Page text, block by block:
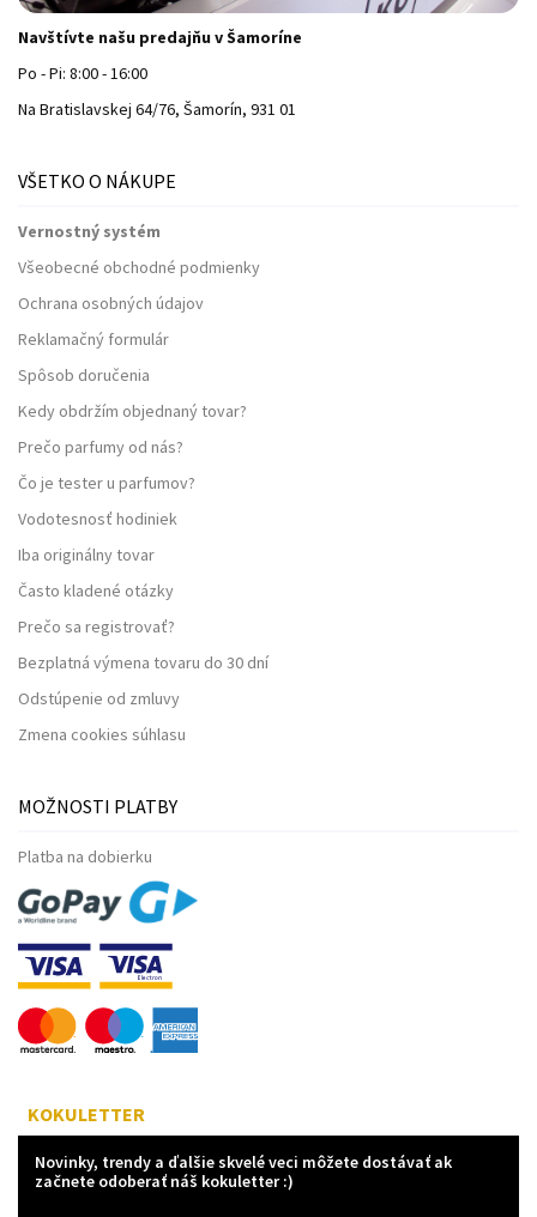
Navštívte našu predajňu v Šamoríne
Po - Pi: 8:00 - 16:00
Na Bratislavskej 64/76, Šamorín, 931 01
VŠETKO O NÁKUPE
Vernostný systém
Všeobecné obchodné podmienky
Ochrana osobných údajov
Reklamačný formulár
Spôsob doručenia
Kedy obdržím objednaný tovar?
Prečo parfumy od nás?
Čo je tester u parfumov?
Vodotesnosť hodiniek
Iba originálny tovar
Často kladené otázky
Prečo sa registrovať?
Bezplatná výmena tovaru do 30 dní
Odstúpenie od zmluvy
Zmena cookies súhlasu
MOŽNOSTI PLATBY
Platba na dobierku
KOKULETTER
Novinky, trendy a ďalšie skvelé veci môžete dostávať ak
začnete odoberať náš kokuletter :)